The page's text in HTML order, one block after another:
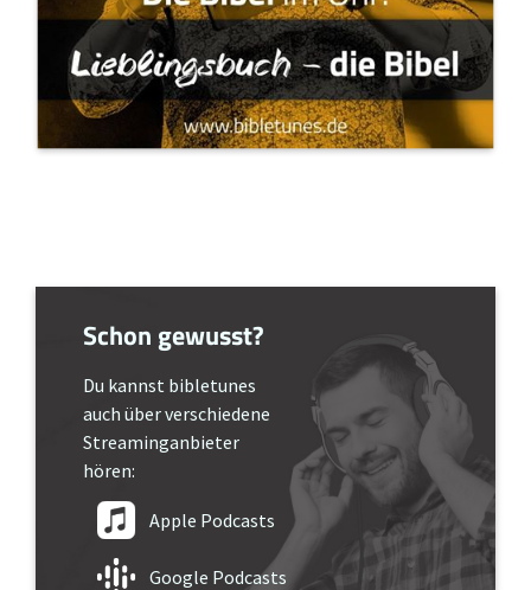
Schon gewusst?
Du kannst bibletunes
auch über verschiedene
Streaminganbieter
hören:
Apple Podcasts
Google Podcasts